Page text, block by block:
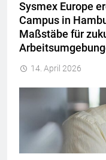
Sysmex Europe
Campus in
Maßstäbe für
14. April 2026